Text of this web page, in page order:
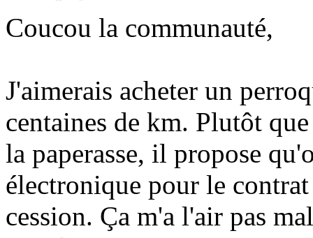
Coucou la communauté,
J'aimerais acheter un
centaines de km. Plutôt
la paperasse, il propose
électronique pour le
cession. Ça m'a l'air pas